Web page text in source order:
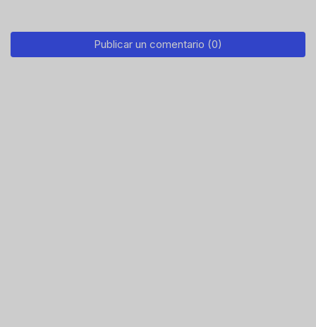
Publicar un comentario (0)